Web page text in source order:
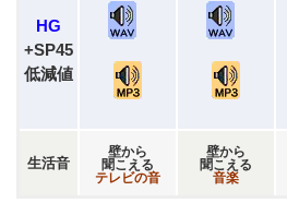
HG
+SP45
低減値
生活音
壁から
聞こえる
テレビの音
壁から
聞こえる
音楽